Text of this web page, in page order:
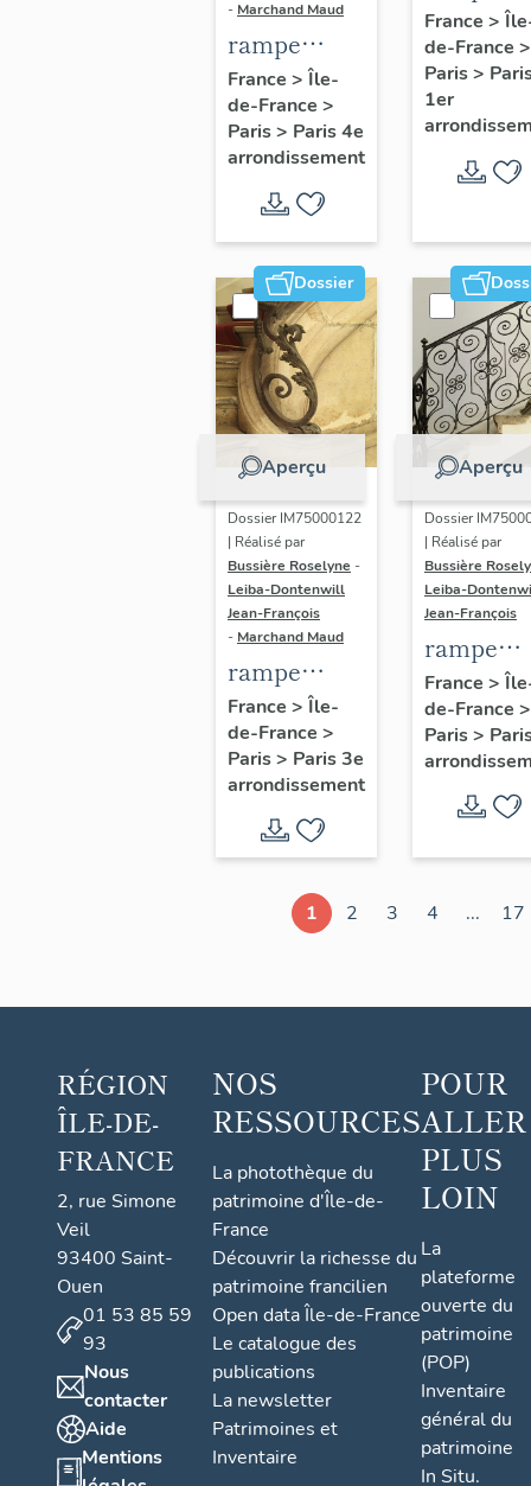
- Marchand Maud
rampe
d'appui,
escalier de
la maison à
cochère
dite hôtel
Charpentier
(non étudié)
France > Île-
de-France >
Paris> Paris 4e
arrondissement
d'appui,
escalier
la
porte
cochère
(non
France >
de-France >
Paris>
1er
Dossier
Aperçu
Dossier IM75000122
| Réalisé par
Bussière Roselyne -
Leiba-Dontenwill
Jean-François
- Marchand Maud
rampe
d'appui,
escalier de
la maison à
cochère
(non étudié)
France > Île-
de-France >
Paris> Paris 3e
arrondissement
Aperçu
Dossier
| Réalisé par
Bussière
Leiba-
Jean-François
rampe
d'appui,
escalier
la
cochère
(non
France >
de-France >
Paris>
1 2 3 4 ... 17
RÉGION
ÎLE-DE-
FRANCE
2, rue Simone
Veil
93400 Saint-
Ouen
01 53 85 59
93
Nous
contacter
Aide
Mentions
NOS
RESSOURCES
La photothèque du
patrimoine d'Île-de-
France
Découvrir la richesse du
patrimoine francilien
Open data Île-de-France
Le catalogue des
publications
La newsletter
Patrimoines et
Inventaire
POUR
ALLER
PLUS
LOIN
La
plateforme
ouverte du
patrimoine
(POP)
Inventaire
général du
patrimoine
In Situ.